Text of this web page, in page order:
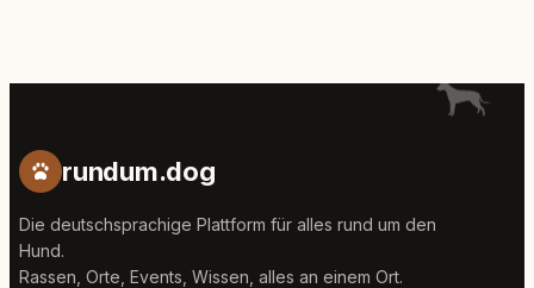
rundum.dog
Die deutschsprachige Plattform für alles rund um den
Hund.
Rassen, Orte, Events, Wissen, alles an einem Ort.